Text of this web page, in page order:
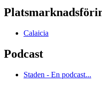
Calaicia
Podcast
Staden - En podcast...